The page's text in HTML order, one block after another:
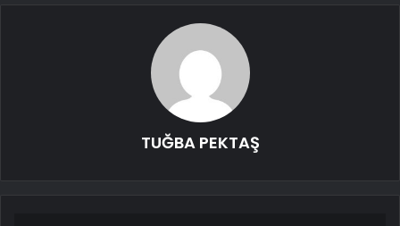
TUĞBA PEKTAŞ